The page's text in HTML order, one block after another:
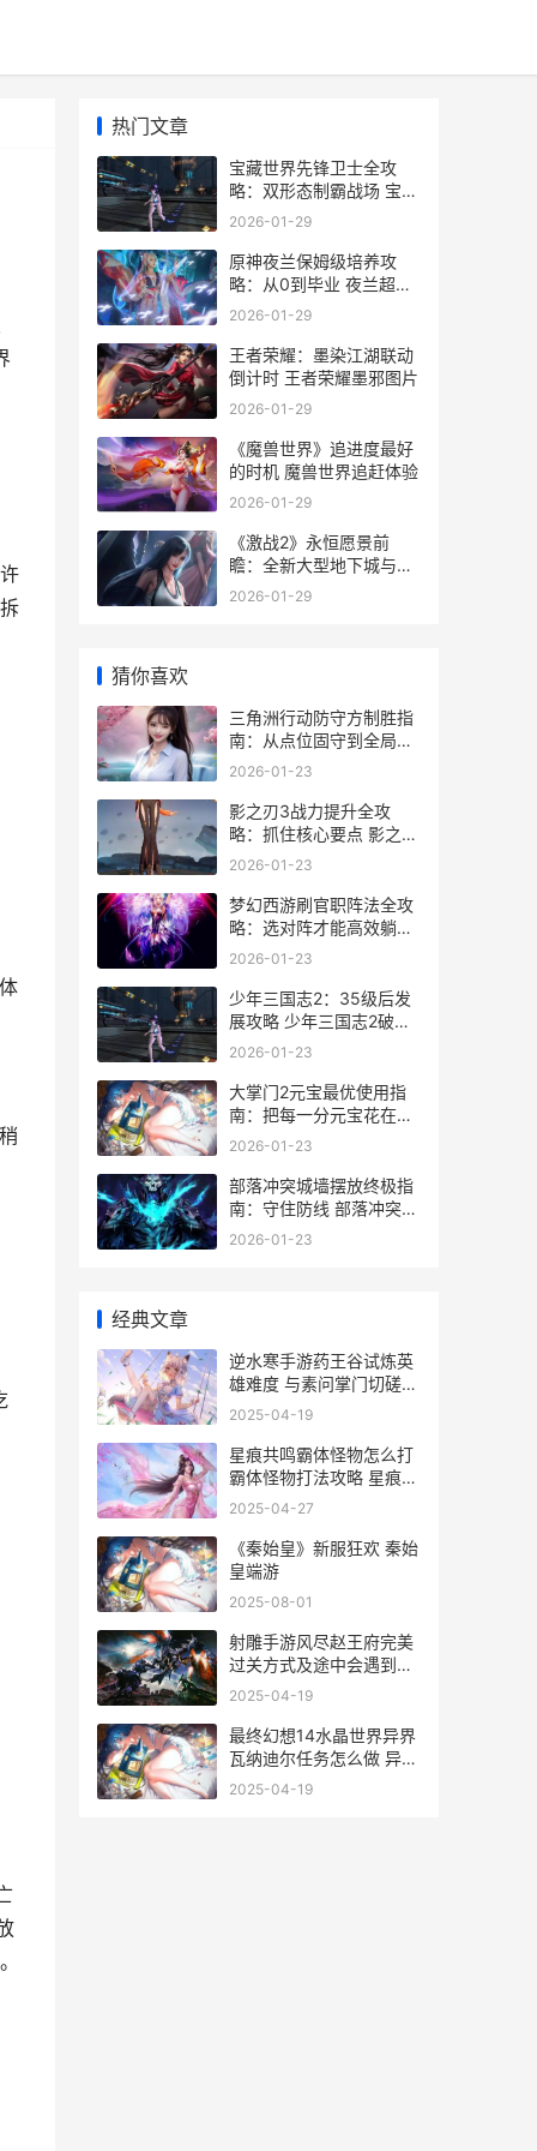
热门文章
宝藏世界先锋卫士全攻
略：双形态制霸战场 宝藏
世界wiki
2026-01-29
原神夜兰保姆级培养攻
略：从0到毕业 夜兰超进
化怎么过
2026-01-29
王者荣耀：墨染江湖联动
倒计时 王者荣耀墨邪图片
2026-01-29
《魔兽世界》追进度最好
的时机 魔兽世界追赶体验
2026-01-29
《激战2》永恒愿景前
瞻：全新大型地下城与优
化、快速游戏模式即将上
2026-01-29
猜你喜欢
三角洲行动防守方制胜指
南：从点位固守到全局翻
盘的核心攻略 三角洲行动
2026-01-23
影之刃3战力提升全攻
略：抓住核心要点 影之刃
3 战力
2026-01-23
梦幻西游刷官职阵法全攻
略：选对阵才能高效躺赢
梦幻西游刷官职称谓
2026-01-23
少年三国志2：35级后发
展攻略 少年三国志2破解
版下载无限元宝满v破解
2026-01-23
大掌门2元宝最优使用指
南：把每一分元宝花在刀
刃上 大掌门2存元宝买什
2026-01-23
部落冲突城墙摆放终极指
南：守住防线 部落冲突城
墙阵型大全
2026-01-23
经典文章
逆水寒手游药王谷试炼英
雄难度 与素问掌门切磋赢
典藏萌宠 逆水寒手游药王
2025-04-19
星痕共鸣霸体怪物怎么打
霸体怪物打法攻略 星痕
ouo
2025-04-27
《秦始皇》新服狂欢 秦始
皇端游
2025-08-01
射雕手游风尽赵王府完美
过关方式及途中会遇到的
BOSS详解 射雕手游哪个
2025-04-19
最终幻想14水晶世界异界
瓦纳迪尔任务怎么做 异界
瓦纳迪尔任务攻略 最终幻
2025-04-19